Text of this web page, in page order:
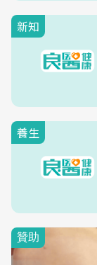
新知
養生